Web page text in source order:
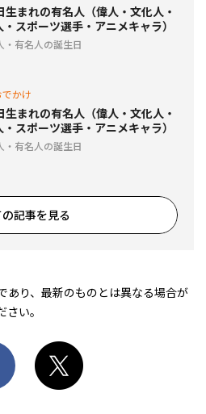
生まれの有名人（偉人・文化人・
スポーツ選手・アニメキャラ）
・有名人の誕生日
でかけ
生まれの有名人（偉人・文化人・
スポーツ選手・アニメキャラ）
・有名人の誕生日
記事を見る
あり、最新のものとは異なる場合が
い。